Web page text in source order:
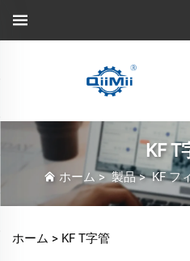
KF T
ホーム >製品>KF フ
ホーム > KF T字管